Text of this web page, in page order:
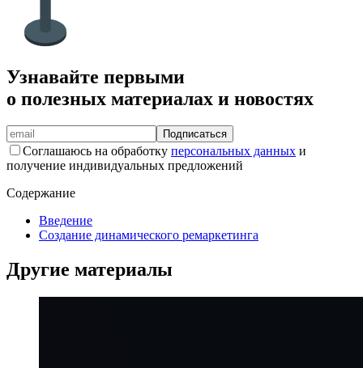
Узнавайте первыми
о полезных материалах и новостях
Подписаться
Соглашаюсь на обработку персональных данных и
получение индивидуальных предложений
Содержание
Введение
Создание динамического ремаркетинга
Другие материалы